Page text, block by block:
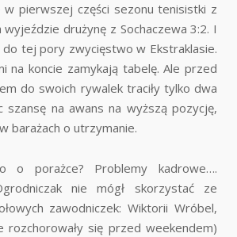
w pierwszej części sezonu tenisistki z
wyjeździe drużynę z Sochaczewa 3:2. I
do tej pory zwycięstwo w Ekstraklasie.
na koncie zamykają tabelę. Ale przed
do swoich rywalek traciły tylko dwa
szansę na awans na wyższą pozycję,
barażach o utrzymanie.
o porażce? Problemy kadrowe….
nie mógł skorzystać ze
zawodniczek: Wiktorii Wróbel,
rozchorowały się przed weekendem)